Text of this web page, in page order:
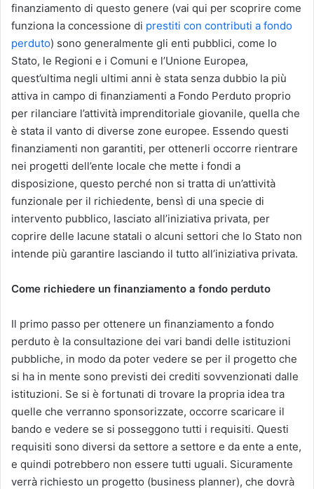
finanziamento di questo genere (vai qui per scoprire come
funziona la concessione di prestiti con contributi a fondo
perduto) sono generalmente gli enti pubblici, come lo
Stato, le Regioni e i Comuni e l’Unione Europea,
quest’ultima negli ultimi anni è stata senza dubbio la più
attiva in campo di finanziamenti a Fondo Perduto proprio
per rilanciare l’attività imprenditoriale giovanile, quella che
è stata il vanto di diverse zone europee. Essendo questi
finanziamenti non garantiti, per ottenerli occorre rientrare
nei progetti dell’ente locale che mette i fondi a
disposizione, questo perché non si tratta di un’attività
funzionale per il richiedente, bensì di una specie di
intervento pubblico, lasciato all’iniziativa privata, per
coprire delle lacune statali o alcuni settori che lo Stato non
intende più garantire lasciando il tutto all’iniziativa privata.
Come richiedere un finanziamento a fondo perduto
Il primo passo per ottenere un finanziamento a fondo
perduto è la consultazione dei vari bandi delle istituzioni
pubbliche, in modo da poter vedere se per il progetto che
si ha in mente sono previsti dei crediti sovvenzionati dalle
istituzioni. Se si è fortunati di trovare la propria idea tra
quelle che verranno sponsorizzate, occorre scaricare il
bando e vedere se si posseggono tutti i requisiti. Questi
requisiti sono diversi da settore a settore e da ente a ente,
e quindi potrebbero non essere tutti uguali. Sicuramente
verrà richiesto un progetto (business planner), che dovrà